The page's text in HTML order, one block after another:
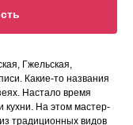
Гжельская,
Какие-то названия
Настало время
кухни. На этом мастер-
традиционных видов